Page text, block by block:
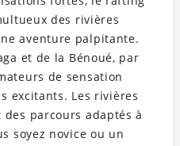
des rivières
aventure palpitante.
et de la Bénoué, par
de sensation
excitants. Les rivières
parcours adaptés à
soyez novice ou un